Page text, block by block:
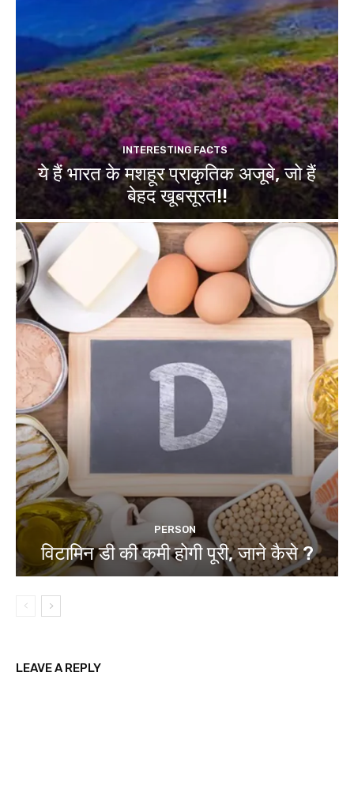
INTERESTING FACTS
ये हैं भारत के मशहूर प्राकृतिक अजूबे, जो हैं
बेहद खूबसूरत!!
PERSON
विटामिन डी की कमी होगी पूरी, जाने कैसे ?
LEAVE A REPLY